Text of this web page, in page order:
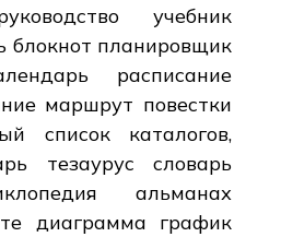
учебник
блокнот планировщик
расписание
маршрут повестки
список каталогов,
тезаурус словарь
альманах
диаграмма график